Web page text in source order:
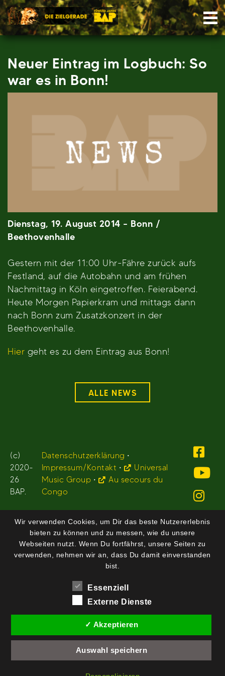
Skip
to
content
Neuer Eintrag im Logbuch: So
war es in Bonn!
Dienstag, 19. August 2014 – Bonn /
Beethovenhalle
Gestern mit der 11:00 Uhr-Fähre zurück aufs
Festland, auf die Autobahn und am frühen
Nachmittag in Köln eingetroffen. Feierabend.
Heute Morgen Papierkram und mittags dann
nach Bonn zum Zusatzkonzert in der
Beethovenhalle.
Hier geht es zu dem Eintrag aus Bonn!
ALLE NEWS
(c)
2020-
26
BAP.
Datenschutzerklärung •
Impressum/Kontakt •
Universal
Music Group •
Au secours du
Congo
Wir verwenden Cookies, um Dir das beste Nutzererlebnis
bieten zu können und zu messen, wie du unsere
Webseiten nutzt. Wenn Du fortfährst, unsere Seiten zu
verwenden, nehmen wir an, dass Du damit einverstanden
bist.
Essenziell
Externe Dienste
✓ Akzeptieren
Auswahl speichern